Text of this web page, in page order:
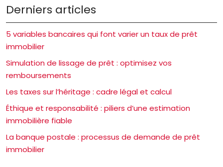
Derniers articles
5 variables bancaires qui font varier un taux de prêt
immobilier
Simulation de lissage de prêt : optimisez vos
remboursements
Les taxes sur l’héritage : cadre légal et calcul
Éthique et responsabilité : piliers d’une estimation
immobilière fiable
La banque postale : processus de demande de prêt
immobilier